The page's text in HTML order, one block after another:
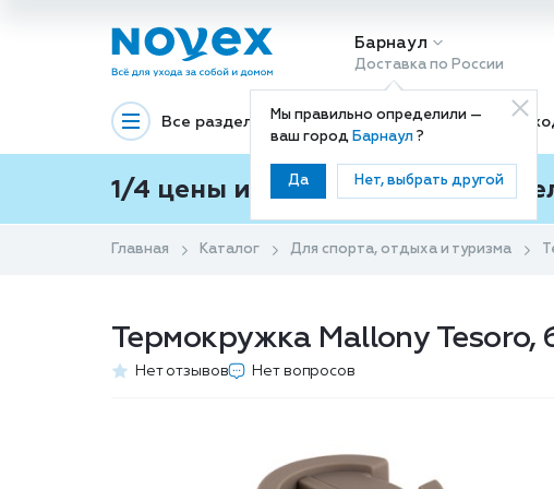
Барнаул
Доставка по России
Мы правильно определили —
ваш город Барнаул?
Да Нет, выбрать другой
Все разделы Декоративная косметика
1/4 цены и покупки ваши с
Главная Каталог Для спорта, отдыха и туризма
Термокружка Mallony Tesoro,
Нет отзывов Нет вопросов